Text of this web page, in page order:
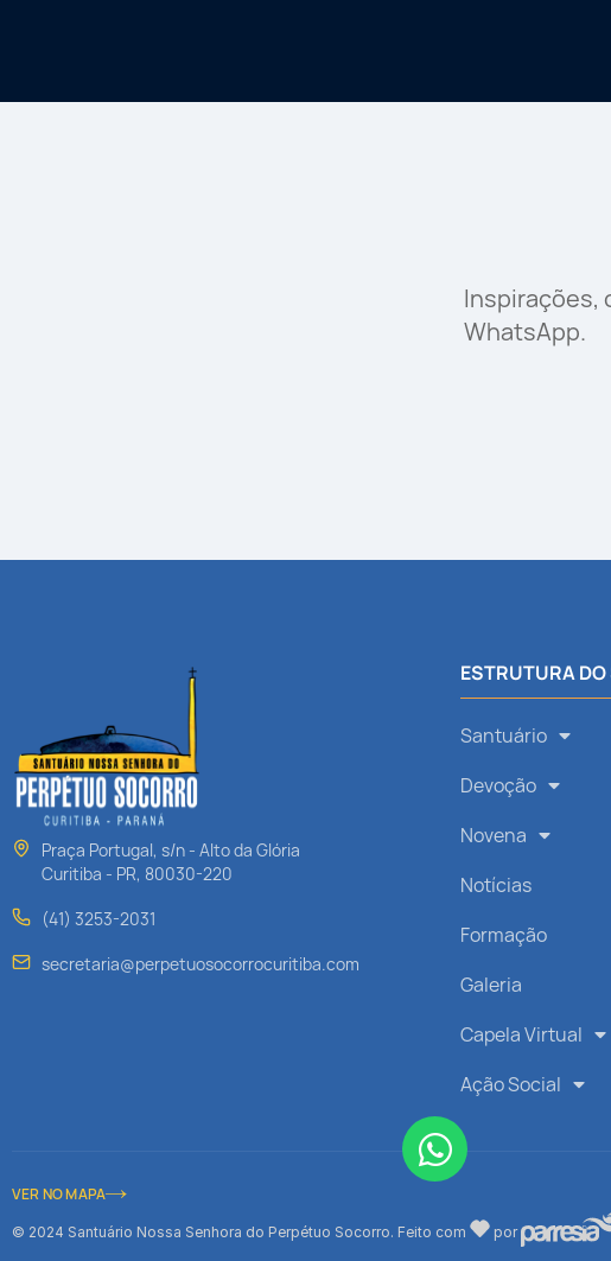
Inspirações,
WhatsApp.
Praça Portugal, s/n - Alto da Glória
Curitiba - PR, 80030-220
(41) 3253-2031
secretaria@perpetuosocorrocuritiba.com
ESTRUTURA DO
Santuário
Devoção
Novena
Notícias
Formação
Galeria
Capela Virtual
Ação Social
VER NO MAPA
© 2024 Santuário Nossa Senhora do Perpétuo Socorro. Feito com por